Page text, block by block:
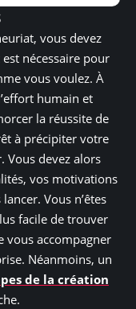
vous devez
nécessaire pour
vous voulez. À
humain et
la réussite de
à précipiter votre
Vous devez alors
vos motivations
Vous n’êtes
facile de trouver
vous accompagner
Néanmoins, un
de la création